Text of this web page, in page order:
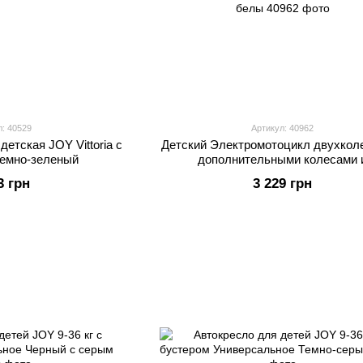
40529
JOY Vittoria с
зеленый
грн
Артикул: 40962
Детский Электромотоцикл
дополнительными колесами
белы
3 229 грн